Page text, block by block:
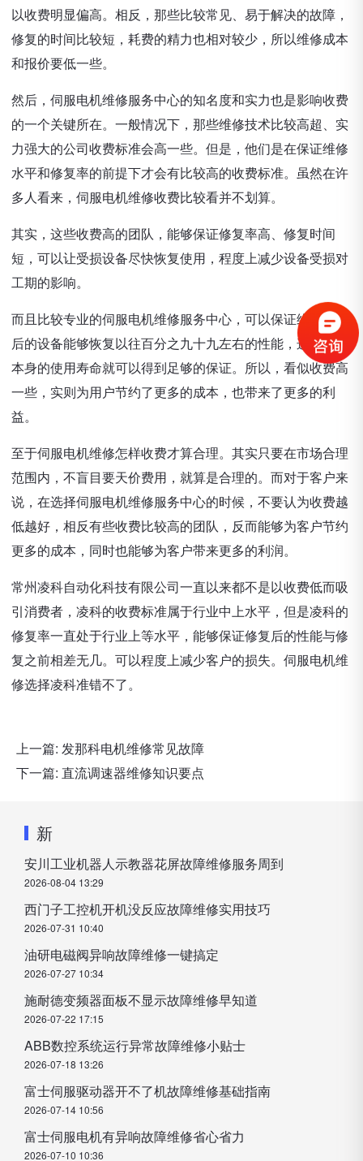
以收费明显偏高。相反，那些比较常见、易于解决的故障，
修复的时间比较短，耗费的精力也相对较少，所以维修成本
和报价要低一些。
然后，伺服电机维修服务中心的知名度和实力也是影响收费
的一个关键所在。一般情况下，那些维修技术比较高超、实
力强大的公司收费标准会高一些。但是，他们是在保证维修
水平和修复率的前提下才会有比较高的收费标准。虽然在许
多人看来，伺服电机维修收费比较看并不划算。
其实，这些收费高的团队，能够保证修复率高、修复时间
短，可以让受损设备尽快恢复使用，程度上减少设备受损对
工期的影响。
而且比较专业的伺服电机维修服务中心，可以保证维修服务
后的设备能够恢复以往百分之九十九左右的性能，这样设备
本身的使用寿命就可以得到足够的保证。所以，看似收费高
一些，实则为用户节约了更多的成本，也带来了更多的利
益。
至于伺服电机维修怎样收费才算合理。其实只要在市场合理
范围内，不盲目要天价费用，就算是合理的。而对于客户来
说，在选择伺服电机维修服务中心的时候，不要认为收费越
低越好，相反有些收费比较高的团队，反而能够为客户节约
更多的成本，同时也能够为客户带来更多的利润。
常州凌科自动化科技有限公司一直以来都不是以收费低而吸
引消费者，凌科的收费标准属于行业中上水平，但是凌科的
修复率一直处于行业上等水平，能够保证修复后的性能与修
复之前相差无几。可以程度上减少客户的损失。伺服电机维
修选择凌科准错不了。
上一篇: 发那科电机维修常见故障
下一篇: 直流调速器维修知识要点
新
安川工业机器人示教器花屏故障维修服务周到
2026-08-04 13:29
西门子工控机开机没反应故障维修实用技巧
2026-07-31 10:40
油研电磁阀异响故障维修一键搞定
2026-07-27 10:34
施耐德变频器面板不显示故障维修早知道
2026-07-22 17:15
ABB数控系统运行异常故障维修小贴士
2026-07-18 13:26
富士伺服驱动器开不了机故障维修基础指南
2026-07-14 10:56
富士伺服电机有异响故障维修省心省力
2026-07-10 10:36